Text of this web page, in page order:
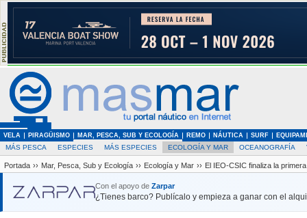
VELA PIRAGÜISMO MAR, PESCA, SUB Y ECOLOGÍA REMO NÁUTICA SURF
MÁS PESCA ESPECIES MÁS ESPECIES ECOLOGÍA Y MAR OCEANOGRAFÍA
Portada ›› Mar, Pesca, Sub y Ecología ›› Ecología y Mar ›› El IEO-CSIC finaliza la
Con el apoyo de Zarpar
¿Tienes barco? Publícalo y empieza a ganar con el